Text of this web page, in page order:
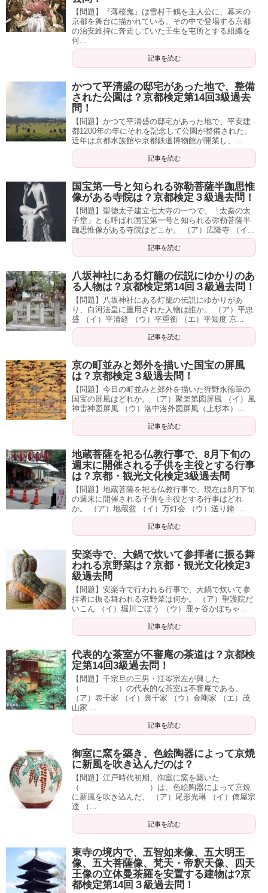
【問題】『薄桜鬼』は雪村千鶴を主人公に、幕末の
京都を舞台に描かれている。その中で登場する京都
の治安維持に奔走していた壬生を屯所とする組織を
何...
記事を読む
かつて平清盛の邸宅があった地で、整備
された公園は？京都検定第14回3級過去
問！
【問題】かつて平清盛の邸宅があった地で、平安建
都1200年の年にそれを記念して公園が整備された。
近年は京都水族館や京都鉄道博物館が開業し、...
記事を読む
国宝第一号と知られる弥勒菩薩半跏思惟
像がある寺院は？京都検定３級過去問！
【問題】聖徳太子建立七大寺の一つで、「太秦の太
子堂」とも呼ばれ国宝第一号と知られる弥勒菩薩半
跏思惟像がある寺院はどこか。 （ア）広隆寺 （イ...
記事を読む
八坂神社にある灯籠の伝説にゆかりのあ
る人物は？京都検定第14回３級過去問！
【問題】八坂神社にある灯籠の伝説にゆかりがあ
り、白河法皇に重用された人物は誰か。 （ア）平忠
盛 （イ）平清経 （ウ）平重衡 （エ）平知度 京...
記事を読む
京の町並みと郊外を描いた国宝の屏風
は？京都検定３級過去問！
【問題】今日の町並みと郊外を描いた狩野永徳筆の
国宝の屏風はどれか。 （ア）聚楽第図屏風 （イ）風
神雷神図屏風 （ウ）洛中洛外図屏風（上杉本）...
記事を読む
地蔵菩薩を祀る仏教行事で、8月下旬の
週末に開催される子供を主役とする行事
は？京都・観光文化検定3級過去問
【問題】地蔵菩薩を祀る仏教行事で、現在は8月下旬
の週末に開催される子供を主役とする行事はどれ
か。 （ア）地蔵盆 （イ）万灯会 （ウ）送り鐘 ...
記事を読む
安楽寺で、大鍋で炊いて参拝者に振る舞
われる京野菜は？京都・観光文化検定3
級過去問
【問題】安楽寺で行われる行事で、大鍋で炊いて参
拝者に振る舞われる京野菜は何か。 （ア）聖護院だ
いこん （イ）堀川ごぼう （ウ）鹿ヶ谷かぼちゃ...
記事を読む
代表的な茶室が不審庵の茶道は？京都検
定第14回3級過去問！
【問題】千宗旦の三男・江岑宗左が興した
（ ）の代表的な茶室は不審庵である。
（ア）表千家 （イ）裏千家 （ウ）金剛家 （エ）茂
山家 ...
記事を読む
御室に窯を築き、色絵陶器によって京焼
に新風を吹き込んだのは？
【問題】江戸時代初期、御室に窯を築いた
（ ）は、色絵陶器によって京焼
に新風を吹き込んだ。 （ア）尾形光琳 （イ）俵屋宗
達 （...
記事を読む
東寺の境内で、五智如来像、五大明王
像、五大菩薩像、梵天・帝釈天像、四天
王像の立体曼茶羅を安置する建物は?京
都検定第14回３級過去問！